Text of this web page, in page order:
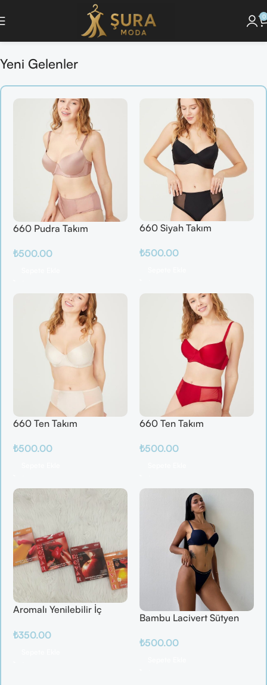
0
Keşfet ] 🔘 [Pijama Takımlarını İncele ] 🔘 [ Saç Bakım Ürünlerini
Yeni Gelenler
660 Pudra Takım
₺500.00
660 Siyah Takım
₺500.00
660 Ten Takım
₺500.00
660 Ten Takım
₺500.00
Aromalı Yenilebilir İç
/ Elma / Portakal
₺350.00
Bambu Lacivert Sütyen
₺500.00